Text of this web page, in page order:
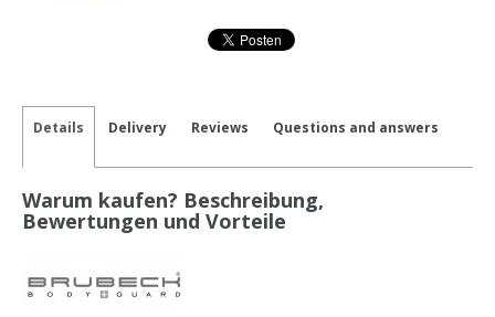
Details Delivery Reviews Questions and answers
Warum kaufen? Beschreibung,
Bewertungen und Vorteile